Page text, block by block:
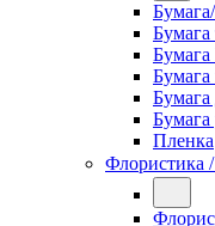
Бумага
Бумага
Бумага
Пленка
Флористика